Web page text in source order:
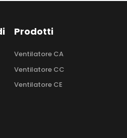
Prodotti
Ventilatore CA
Ventilatore CC
Ventilatore CE